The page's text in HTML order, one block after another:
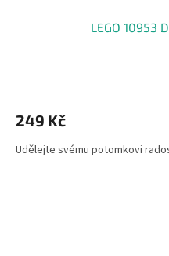
LEGO 10953
249 Kč
Udělejte svému potomkovi